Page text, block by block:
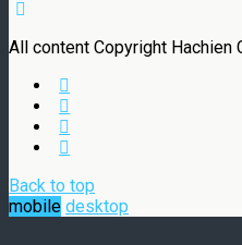
All content Copyright Hachien
Back to top
mobile desktop